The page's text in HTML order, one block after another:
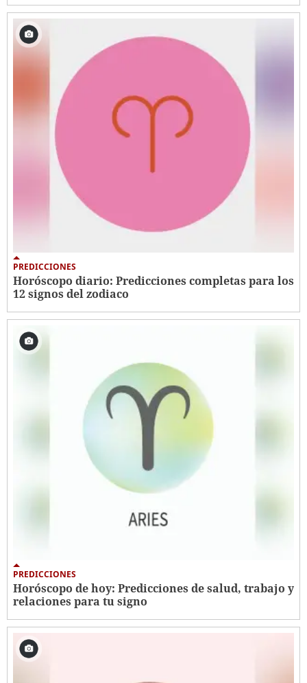
PREDICCIONES
Horóscopo diario: Predicciones completas para los
12 signos del zodiaco
PREDICCIONES
Horóscopo de hoy: Predicciones de salud, trabajo y
relaciones para tu signo